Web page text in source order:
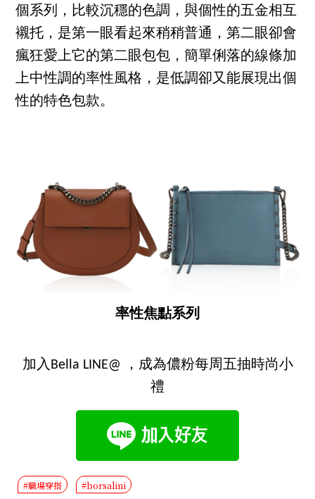
個系列，比較沉穩的色調，與個性的五金相互
襯托，是第一眼看起來稍稍普通，第二眼卻會
瘋狂愛上它的第二眼包包，簡單俐落的線條加
上中性調的率性風格，是低調卻又能展現出個
性的特色包款。
率性焦點系列
加入Bella LINE@ ，成為儂粉每周五抽時尚小
禮
#職場穿搭 #borsalini